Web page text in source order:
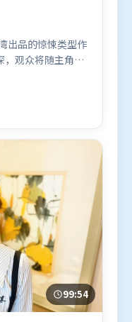
出品的惊悚类型作
，观众将随主角一
，最终在关键节
美、秦海璐，马
于2022年4月23
99:54